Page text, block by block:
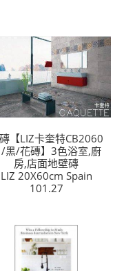
【LIZ卡奎特CB2060
/黑/花磚】3色浴室,廚
房,店面地壁磚
LIZ 20X60cm Spain
101.27